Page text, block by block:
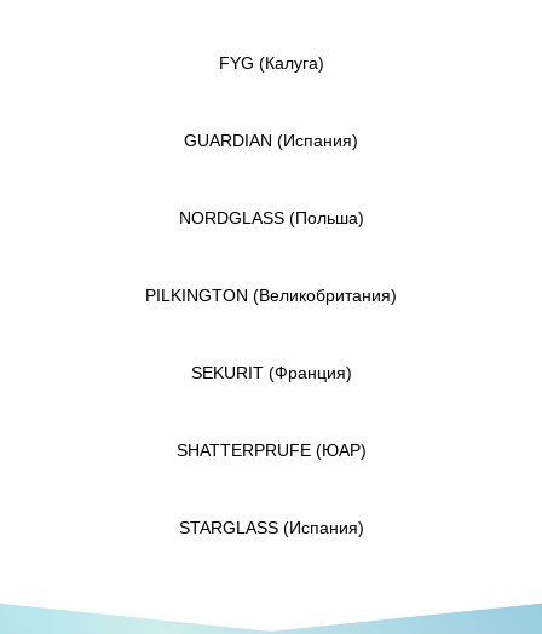
FYG (Калуга)
GUARDIAN (Испания)
NORDGLASS (Польша)
PILKINGTON (Великобритания)
SEKURIT (Франция)
SHATTERPRUFE (ЮАР)
STARGLASS (Испания)